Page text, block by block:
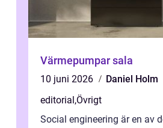
Värmepumpar sala
10 juni 2026
Daniel Holm
editorial,Övrigt
Social engineering är en av